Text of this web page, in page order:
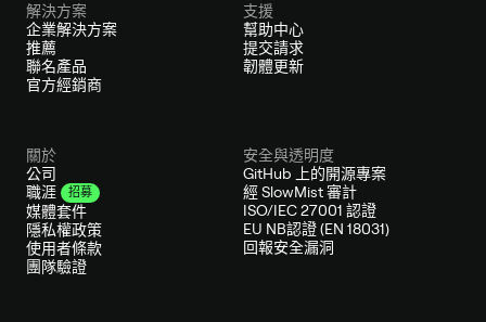
解決方案
企業解決方案
推薦
聯名產品
官方經銷商
支援
幫助中心
提交請求
韌體更新
關於
公司
職涯
招募
媒體套件
隱私權政策
使用者條款
團隊驗證
安全與透明度
GitHub 上的開源專案
經 SlowMist 審計
ISO/IEC 27001 認證
EU NB認證 (EN 18031)
回報安全漏洞